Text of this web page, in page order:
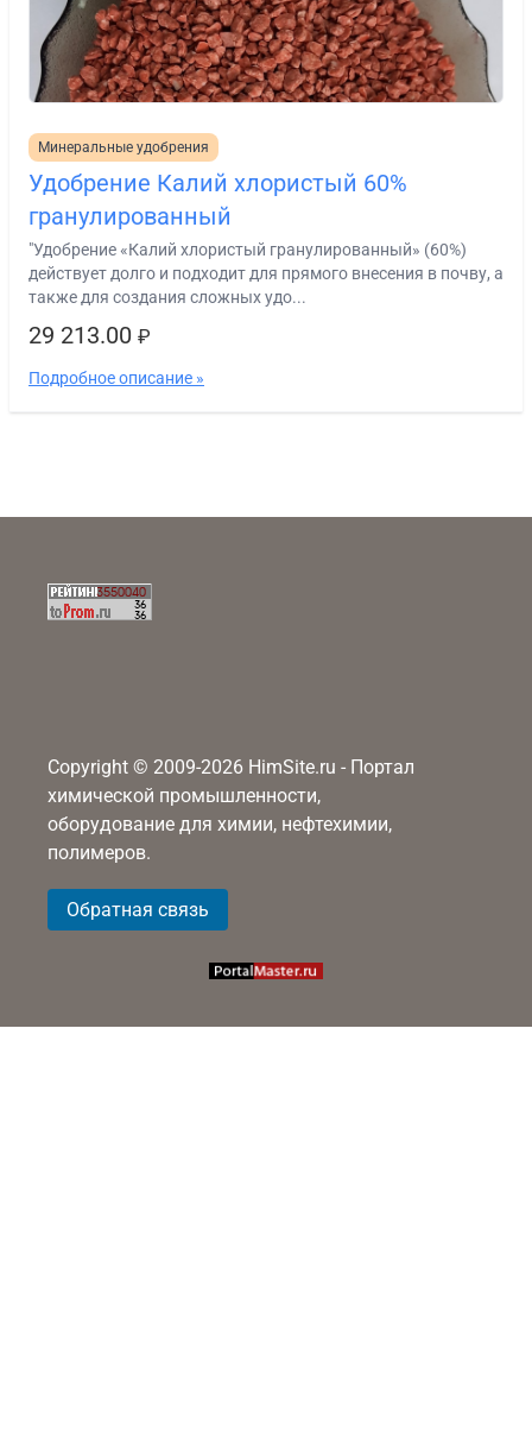
Минеральные удобрения
Удобрение Калий хлористый 60%
гранулированный
"Удобрение «Калий хлористый гранулированный» (60%)
действует долго и подходит для прямого внесения в почву, а
также для создания сложных удо...
29 213.00 ₽
Подробное описание »
Copyright © 2009-2026 HimSite.ru - Портал
химической промышленности,
оборудование для химии, нефтехимии,
полимеров.
Обратная связь